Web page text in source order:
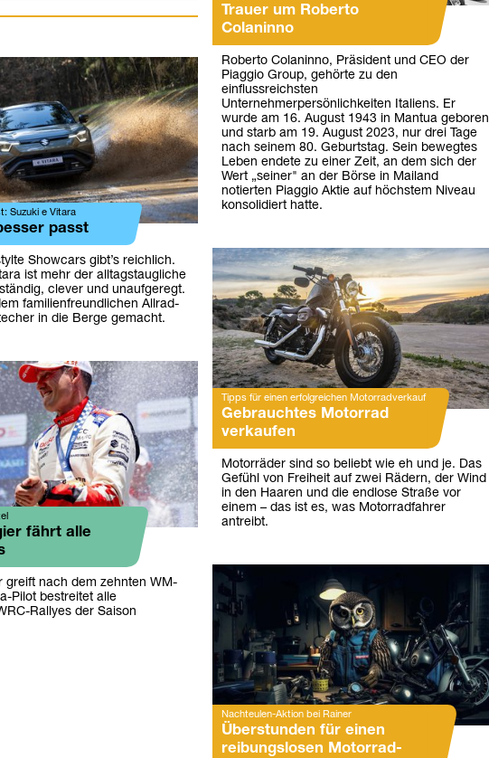
Suzuki e Vitara
passt
Showcars gibt’s reichlich.
ist mehr der alltagstaugliche
clever und unaufgeregt.
familienfreundlichen Allrad-
in die Berge gemacht.
fährt alle
greift nach dem zehnten WM-
Pilot bestreitet alle
Rallyes der Saison
Trauer um Roberto
Colaninno
Roberto Colaninno, Präsident und CEO der
Piaggio Group, gehörte zu den
einflussreichsten
Unternehmerpersönlichkeiten Italiens. Er
wurde am 16. August 1943 in Mantua geboren
und starb am 19. August 2023, nur drei Tage
nach seinem 80. Geburtstag. Sein bewegtes
Leben endete zu einer Zeit, an dem sich der
Wert „seiner" an der Börse in Mailand
notierten Piaggio Aktie auf höchstem Niveau
konsolidiert hatte.
Tipps für einen erfolgreichen Motorradverkauf
Gebrauchtes Motorrad
verkaufen
Motorräder sind so beliebt wie eh und je. Das
Gefühl von Freiheit auf zwei Rädern, der Wind
in den Haaren und die endlose Straße vor
einem – das ist es, was Motorradfahrer
antreibt.
Nachteulen-Aktion bei Rainer
Überstunden für einen
reibungslosen Motorrad-